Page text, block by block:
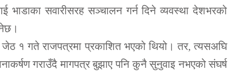
भाडाका सवारीसरह सञ्चालन गर्न दिने व्यवस्था देशभरको
जेठ १ गते राजपत्रमा प्रकाशित भएको थियो। तर, त्यसअघि
गराउँदै मागपत्र बुझाए पनि कुनै सुनुवाइ नभएको संघर्ष